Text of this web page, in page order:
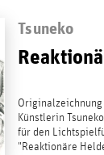
Tsuneko
Künstlerin
für den
"Reaktionäre